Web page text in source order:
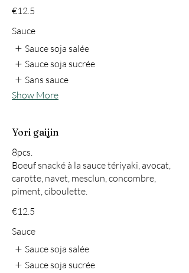
€12.5
Sauce
Sauce soja salée
Sauce soja sucrée
Sans sauce
Show More
Yori gaijin
8pcs.
Boeuf snacké à la sauce tériyaki, avocat,
carotte, navet, mesclun, concombre,
piment, ciboulette.
€12.5
Sauce
Sauce soja salée
Sauce soja sucrée